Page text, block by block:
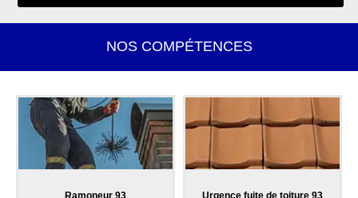
NOS COMPÉTENCES
Ramoneur 93 Urgence fuite de toiture 93